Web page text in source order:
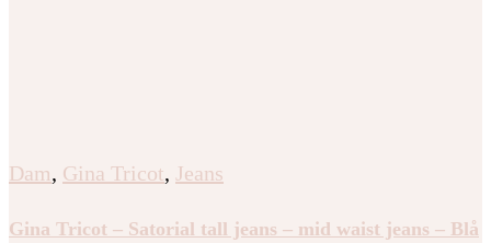
Dam, Gina Tricot, Jeans
Gina Tricot – Satorial tall jeans – mid waist jeans – Blå